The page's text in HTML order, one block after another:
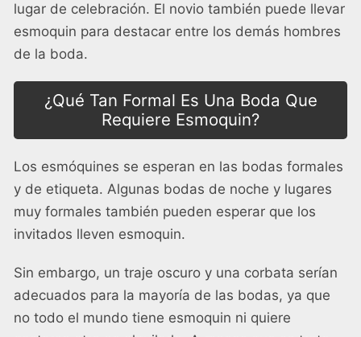
lugar de celebración. El novio también puede llevar
esmoquin para destacar entre los demás hombres
de la boda.
¿Qué Tan Formal Es Una Boda Que
Requiere Esmoquin?
Los esmóquines se esperan en las bodas formales
y de etiqueta. Algunas bodas de noche y lugares
muy formales también pueden esperar que los
invitados lleven esmoquin.
Sin embargo, un traje oscuro y una corbata serían
adecuados para la mayoría de las bodas, ya que
no todo el mundo tiene esmoquin ni quiere